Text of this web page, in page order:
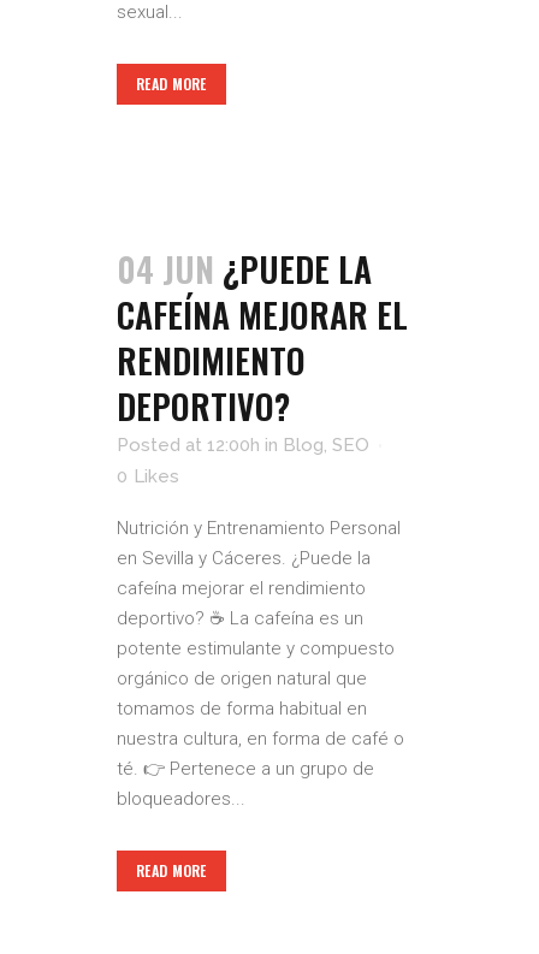
sexual...
READ MORE
04 JUN ¿PUEDE LA
CAFEÍNA MEJORAR EL
RENDIMIENTO
DEPORTIVO?
Posted at 12:00h in Blog, SEO
0 Likes
Nutrición y Entrenamiento Personal
en Sevilla y Cáceres. ¿Puede la
cafeína mejorar el rendimiento
deportivo? ☕️ La cafeína es un
potente estimulante y compuesto
orgánico de origen natural que
tomamos de forma habitual en
nuestra cultura, en forma de café o
té. 👉 Pertenece a un grupo de
bloqueadores...
READ MORE